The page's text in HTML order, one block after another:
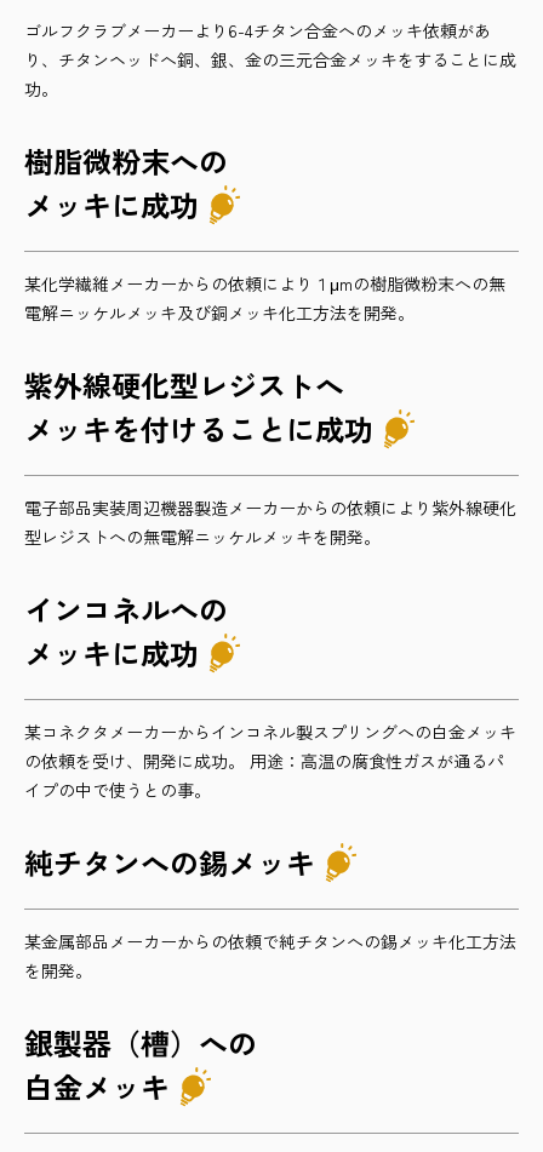
ゴルフクラブメーカーより6-4チタン合金へのメッキ依頼があ
り、チタンヘッドへ銅、銀、金の三元合金メッキをすることに成
功。
樹脂微粉末への
メッキに成功
某化学繊維メーカーからの依頼により１μmの樹脂微粉末への無
電解ニッケルメッキ及び銅メッキ化工方法を開発。
紫外線硬化型レジストへ
メッキを付けることに成功
電子部品実装周辺機器製造メーカーからの依頼により紫外線硬化
型レジストへの無電解ニッケルメッキを開発。
インコネルへの
メッキに成功
某コネクタメーカーからインコネル製スプリングへの白金メッキ
の依頼を受け、開発に成功。 用途：高温の腐食性ガスが通るパ
イプの中で使うとの事。
純チタンへの錫メッキ
某金属部品メーカーからの依頼で純チタンへの錫メッキ化工方法
を開発。
銀製器（槽）への
白金メッキ